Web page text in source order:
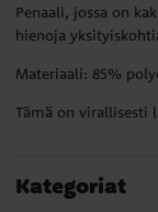
Penaali, jossa on
hienoja
Materiaali: 85%
Tämä on virallisesti
Kategoriat